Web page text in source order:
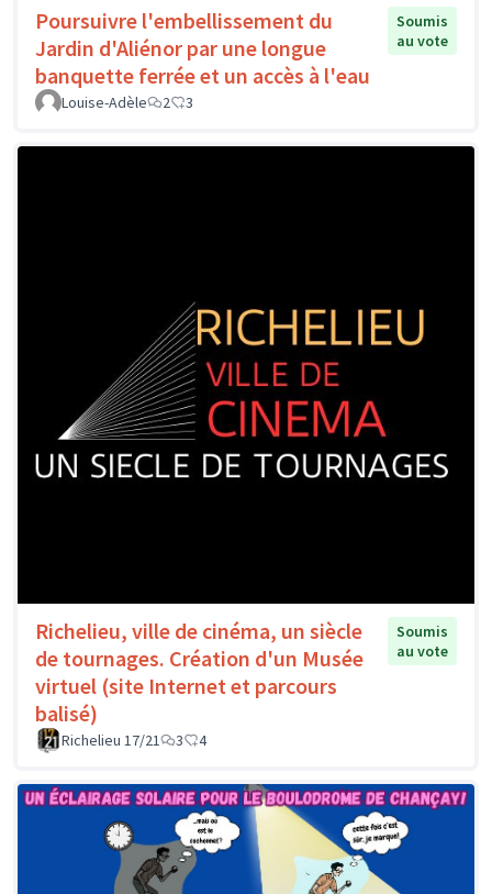
Poursuivre l'embellissement du
Jardin d'Aliénor par une longue
banquette ferrée et un accès à l'eau
Soumis
au vote
Louise-Adèle 2 3
Richelieu, ville de cinéma, un siècle
de tournages. Création d'un Musée
virtuel (site Internet et parcours
balisé)
Soumis
au vote
Richelieu 17/21 3 4